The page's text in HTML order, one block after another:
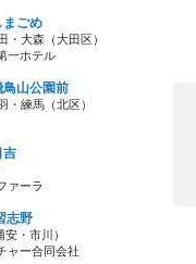
まごめ
・大森（大田区）
一ホテル
山公園前
・練馬（北区）
吉
ァーラ
志野
・市川）
ャー合同会社